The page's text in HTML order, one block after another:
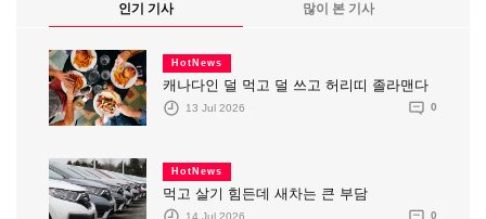
인기 기사 많이 본 기사
HotNews
캐나다인 덜 먹고 덜 쓰고 허리띠 졸라맨다
13 Jul 2026 0
HotNews
먹고 살기 힘든데 새차는 큰 부담
14 Jul 2026 0